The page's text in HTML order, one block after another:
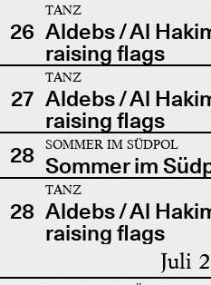
26
TANZ
Aldebs / Al
raising flags
27
TANZ
Aldebs / Al
raising flags
28
SOMMER IM SÜDPOL
Sommer im
28
TANZ
Aldebs / Al
raising flags
Juli